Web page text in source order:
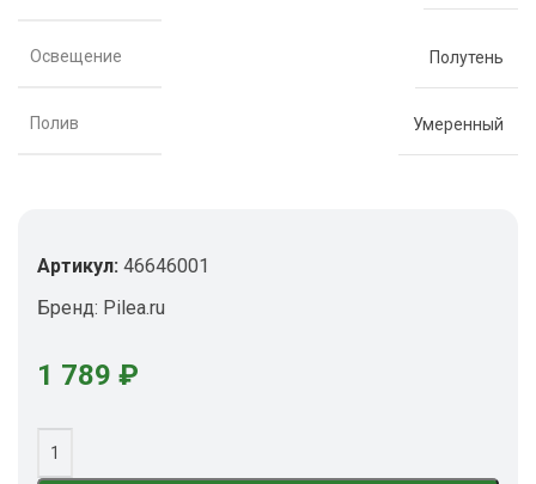
Освещение Полутень
Полив Умеренный
Артикул: 46646001
Бренд: Pilea.ru
1 789 ₽